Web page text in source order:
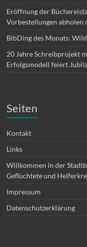
Eröffnung der
Vorbestellungen abholen
BibDing des Monats:
20 Jahre Schreibprojekt
Erfolgsmodell feiert
Seiten
Kontakt
Links
Willkommen in der
Geflüchtete und
Impressum
Datenschutzerklärung